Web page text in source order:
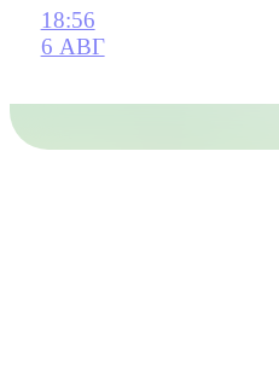
18:56
6 АВГ